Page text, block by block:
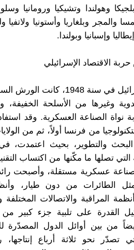
وهولندا وتشيكيا ورومانيا
والمجر وبلغاريا وأستونيا ولاتفيا
وإسبانيا وبولندا.
الاقتصاد الإسرائيلي
منذ إعلان قيام دولة إسرائيل في سنة
وغيرها من الأسلحة
نواة الصناعة العسكرية. وقد
من فرنسا أولاً، ثم من
والتطوير، بحيث اعتمدت،
التي تصلها ما مكّنها من اكتساب
عسكرية مستقلة، وأصبحت
الطائرات من دون طيار،
المراقبة والاتصالات المختلفة
القدرة على تلبية جزء كبير من
من بين أوائل الدول المصدّرة
تصدّر نحو ثلاثة أرباع